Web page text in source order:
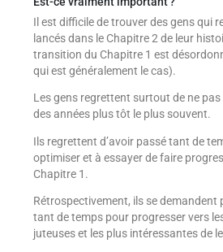
Il est difficile de trouver des gens qui
lancés dans le Chapitre 2 de leur
transition du Chapitre 1 est
qui est généralement le cas).
Les gens regrettent surtout de ne
des années plus tôt le plus souvent.
Ils regrettent d’avoir passé tant de
optimiser et à essayer de faire
Chapitre 1.
Rétrospectivement, ils se demandent
tant de temps pour progresser vers
juteuses et les plus intéressantes de